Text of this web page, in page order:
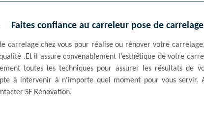
Faites confiance au carreleur pose de
carrelage chez vous pour réalise ou rénover votre
.Et il assure convenablement l’esthétique de votre
toutes les techniques pour assurer les résultats de
à intervenir à n'importe quel moment pour vous servir.
SF Rénovation.